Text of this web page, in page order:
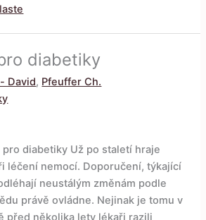
diabetiky
David, Pfeuffer Ch.
diabetiky Už po staletí hraje
léčení nemocí. Doporučení, týkající
neustálým změnám podle
právě ovládne. Nejinak je tomu v
před několika lety lékaři razili